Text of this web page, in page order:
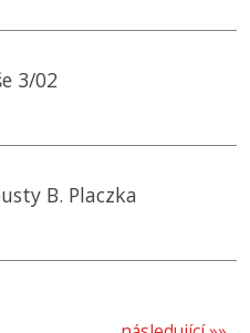
3/02
B. Placzka